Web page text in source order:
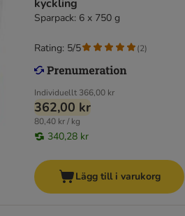
kyckling
Sparpack: 6 x 750 g
Individuellt 366,00 kr
362,00 kr
80,40 kr / kg
340,28 kr
Rating: 5/5 (2)
Lägg till i varukorg